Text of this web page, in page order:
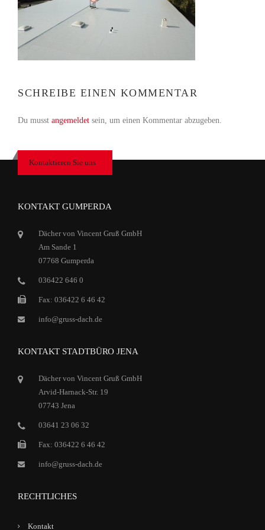
SCHREIBE EINEN KOMMENTAR
Du musst angemeldet sein, um einen Kommentar abzugeben.
Kontaktieren Sie uns
KONTAKT GUMPERDA
Dächer von Vincent Gruß GmbH
Am Sande 1
07768 Gumperda
036422 646 0
Fax: 036422 6 46 42
info@gruss-dach.de
KONTAKT STADTBÜRO JENA
Dächer von Vincent Gruß GmbH
Arvid-Harnack-Str. 19
07743 Jena
03641 23 06 32
Fax: 036422 6 46 42
info@gruss-dach.de
RECHTLICHES
Kontakt